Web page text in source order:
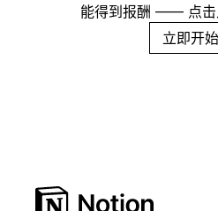
能得到报酬 —— 点击
立即开始